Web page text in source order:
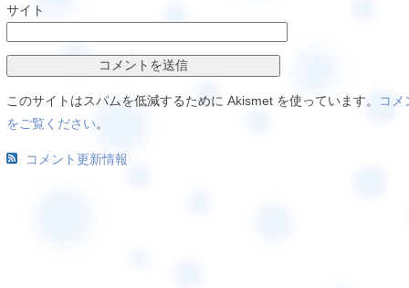
サイト
このサイトはスパムを低減するために Akismet を使っています。
コメ
をご覧ください。
コメント更新情報